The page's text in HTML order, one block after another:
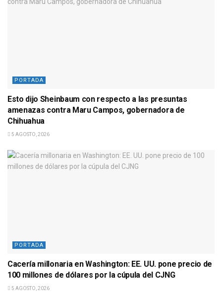
PORTADA
Esto dijo Sheinbaum con respecto a las presuntas
amenazas contra Maru Campos, gobernadora de
Chihuahua
5 AGOSTO, 2026
PORTADA
Cacería millonaria en Washington: EE. UU. pone precio de
100 millones de dólares por la cúpula del CJNG
5 AGOSTO, 2026